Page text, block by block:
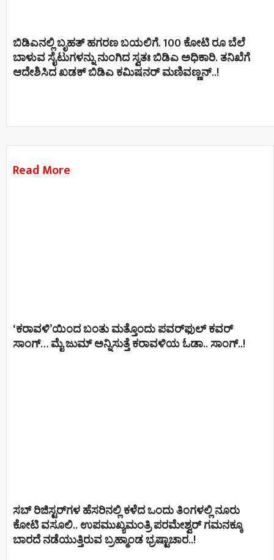
ಬಿಡಿಎನಲ್ಲಿ ಬೃಹತ್ ಹಗರಣ ಬಯಲಿಗೆ. 100 ಕೋಟಿ ರೂ ಬೆಲೆ
ಬಾಳುವ ಸೈಟುಗಳನ್ನು ನುಂಗಿದ ಸ್ವತಃ ಬಿಡಿಎ ಅಧಿಕಾರಿ. ತನಿಖೆಗೆ
ಆದೇಶಿಸಿದ ಖಡಕ್ ಬಿಡಿಎ ಕಮಿಷನರ್ ಮಣಿವಣ್ಣನ್​​..!
Read More
‘ಕರಾವಳಿ’ಯಿಂದ ಬಂತು ಮತ್ತೊಂದು ಪವರ್‌ಫುಲ್ ಕವರ್
ಸಾಂಗ್… ಮೈ ಜುಮ್ ಅನ್ನಿಸುತ್ತೆ ಕರಾವಳಿಯ ಓಡಾ.. ಸಾಂಗ್‌..!
ಸಬ್ ರಿಜಿಸ್ಟರ್​ಗಳ ಹೆಸರಿನಲ್ಲಿ ಕಳೆದ ಒಂದು ತಿಂಗಳಲ್ಲಿ ನೂರು
ಕೋಟಿ ವಸೂಲಿ.. ಉಪಮುಖ್ಯಮಂತ್ರಿ ಪರಮೇಶ್ವರ್​ ಗಮನಕ್ಕೂ
ಬಾರದೆ ನಡೆಯುತ್ತಿರುವ ಬ್ರಹ್ಮಾಂಡ ಭ್ರಷ್ಟಾಚಾರ..!